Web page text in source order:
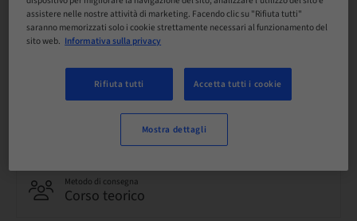
Lingua
Inglese
Metodo di consegna
Corso teorico
assistere nelle nostre attività di marketing. Facendo clic su "Rifiuta tutti"
saranno memorizzati solo i cookie strettamente necessari al funzionamento del
sito web. Informativa sulla privacy
Rifiuta tutti Accetta tutti i cookie
Mostra dettagli